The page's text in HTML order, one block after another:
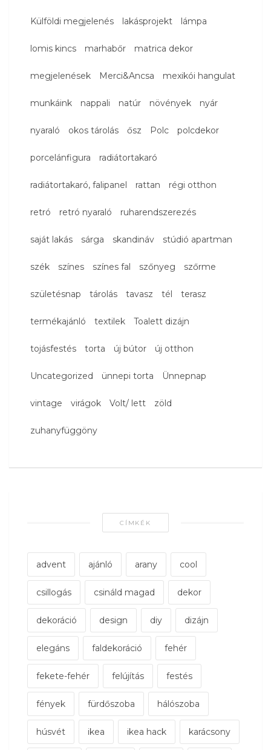
Külföldi megjelenés lakásprojekt lámpa
lomis kincs marhabőr matrica dekor
megjelenések Merci&Ancsa mexikói hangulat
munkáink nappali natúr növények nyár
nyaraló okos tárolás ősz Polc polcdekor
porcelánfigura radiátortakaró
radiátortakaró, falipanel rattan régi otthon
retró retró nyaraló ruharendszerezés
saját lakás sárga skandináv stúdió apartman
szék színes színes fal szőnyeg szőrme
születésnap tárolás tavasz tél terasz
termékajánló textilek Toalett dizájn
tojásfestés torta új bútor új otthon
Uncategorized ünnepi torta Ünnepnap
vintage virágok Volt/ lett zöld
zuhanyfüggöny
CÍMKÉK
advent ajánló arany cool
csillogás csináld magad dekor
dekoráció design diy dizájn
elegáns faldekoráció fehér
fekete-fehér felújítás festés
fények fürdőszoba hálószoba
húsvét ikea ikea hack karácsony